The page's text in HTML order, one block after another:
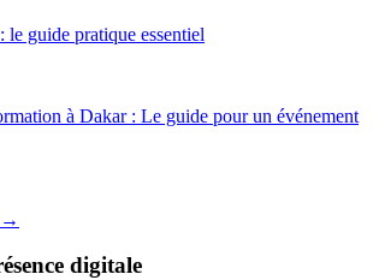
le guide pratique essentiel
à Dakar : Le guide pour un événement
→
digitale